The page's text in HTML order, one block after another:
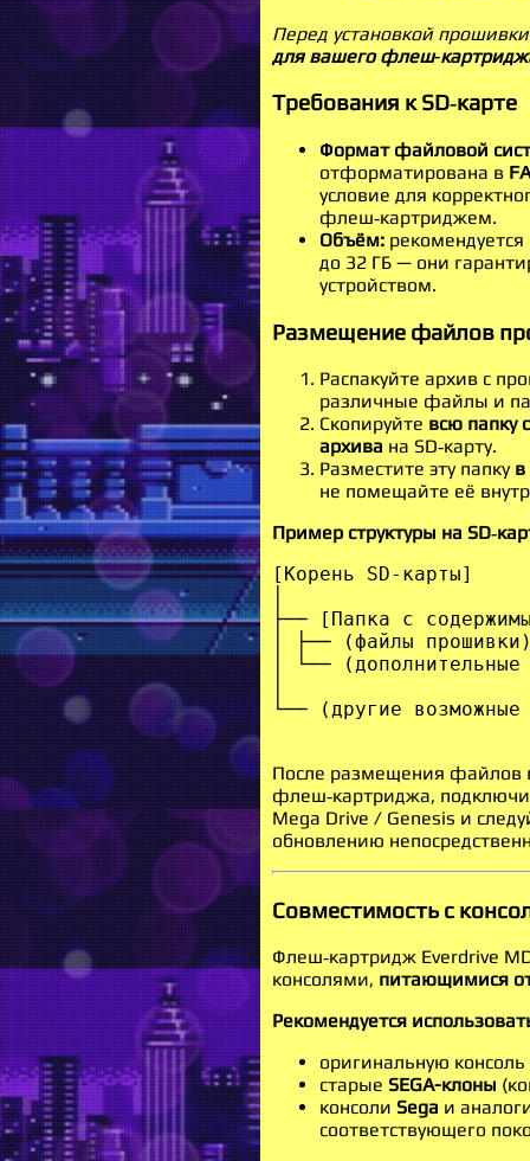
Перед установкой
для вашего
Требования к SD‑карте
Формат файловой
отформатирована в
условие для
флеш‑картриджем.
Объём:
до 32 ГБ — они
устройством.
Размещение файлов
Распакуйте архив с
различные файлы и
Скопируйте всю папку
архива на SD‑карту.
Разместите эту папку в
не помещайте её
Пример структуры на
[Корень SD‑карты]
├── [Папка с
│ ├── (файлы
│ └──
После размещения файлов
флеш‑картриджа,
Mega Drive / Genesis и
обновлению
Совместимость с
Флеш‑картридж Everdrive
консолями, питающимися
Рекомендуется
оригинальную консоль
старые SEGA-клоны
консоли Sega и
соответствующего